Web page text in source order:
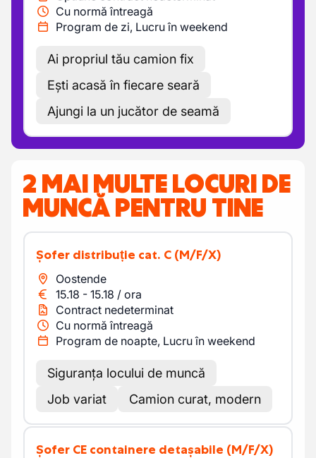
Cu normă întreagă
Program de zi, Lucru în weekend
Ai propriul tău camion fix
Ești acasă în fiecare seară
Ajungi la un jucător de seamă
2 MAI MULTE LOCURI DE
MUNCĂ PENTRU TINE
Șofer distribuție cat. C (M/F/X)
Oostende
15.18 - 15.18 / ora
Contract nedeterminat
Cu normă întreagă
Program de noapte, Lucru în weekend
Siguranța locului de muncă
Job variat
Camion curat, modern
Șofer CE containere detașabile (M/F/X)